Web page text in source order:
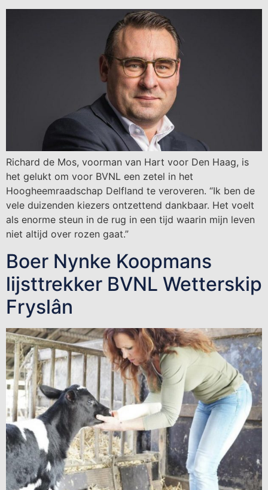
Richard de Mos, voorman van Hart voor Den Haag, is
het gelukt om voor BVNL een zetel in het
Hoogheemraadschap Delfland te veroveren. “Ik ben de
vele duizenden kiezers ontzettend dankbaar. Het voelt
als enorme steun in de rug in een tijd waarin mijn leven
niet altijd over rozen gaat.”
Boer Nynke Koopmans
lijsttrekker BVNL Wetterskip
Fryslân